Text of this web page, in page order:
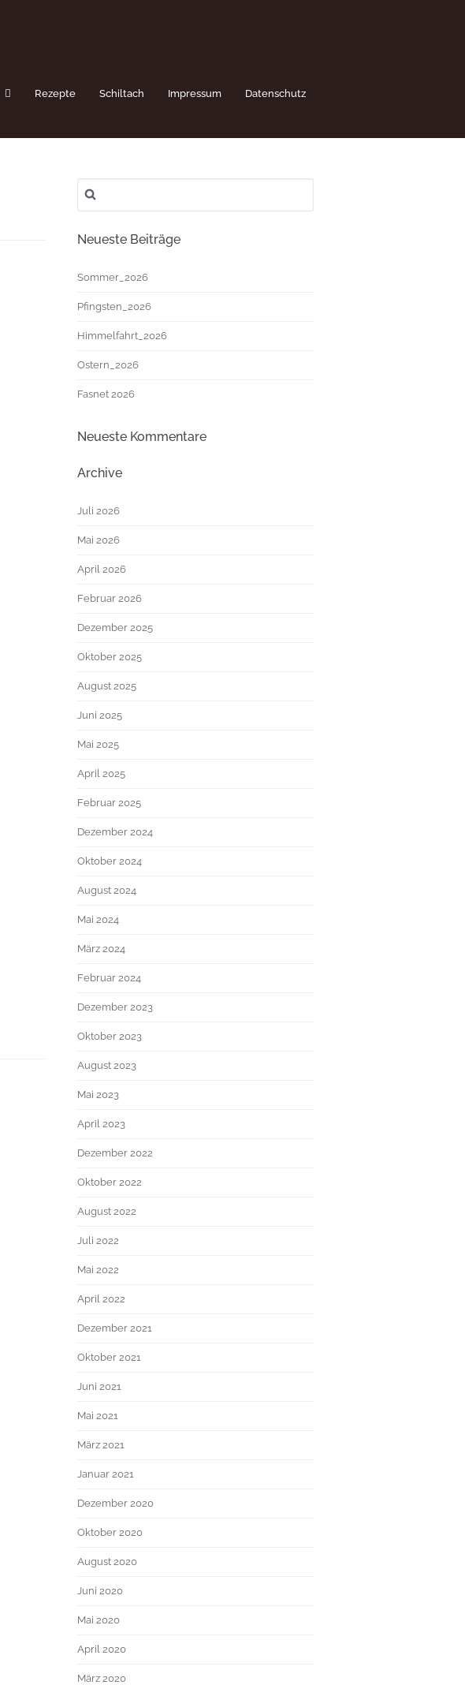
Rezepte Schiltach Impressum Datenschutz
nach:
Neueste Beiträge
Sommer_2026
Pfingsten_2026
Himmelfahrt_2026
Ostern_2026
Fasnet 2026
Neueste Kommentare
Archive
Juli 2026
Mai 2026
April 2026
Februar 2026
Dezember 2025
Oktober 2025
August 2025
Juni 2025
Mai 2025
April 2025
Februar 2025
Dezember 2024
Oktober 2024
August 2024
Mai 2024
März 2024
Februar 2024
Dezember 2023
Oktober 2023
August 2023
Mai 2023
April 2023
Dezember 2022
Oktober 2022
August 2022
Juli 2022
Mai 2022
April 2022
Dezember 2021
Oktober 2021
Juni 2021
Mai 2021
März 2021
Januar 2021
Dezember 2020
Oktober 2020
August 2020
Juni 2020
Mai 2020
April 2020
März 2020